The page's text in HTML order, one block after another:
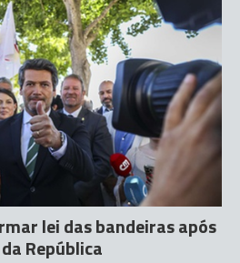
lei das bandeiras após
República